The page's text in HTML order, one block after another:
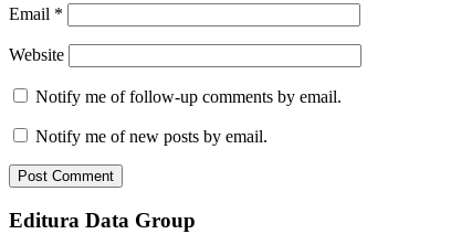
Email *
Website
Notify me of follow-up comments by email.
Notify me of new posts by email.
Editura Data Group